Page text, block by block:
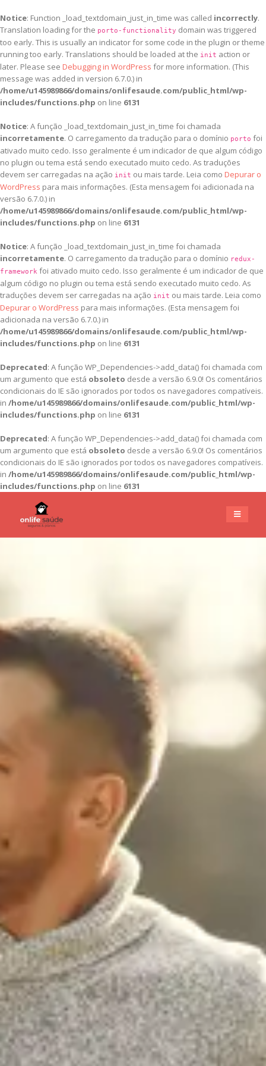
Notice: Function _load_textdomain_just_in_time was called incorrectly.
Translation loading for the porto-functionality domain was triggered
too early. This is usually an indicator for some code in the plugin or theme
running too early. Translations should be loaded at the init action or
later. Please see Debugging in WordPress for more information. (This
message was added in version 6.7.0.) in
/home/u145989866/domains/onlifesaude.com/public_html/wp-
includes/functions.php on line 6131
Notice: A função _load_textdomain_just_in_time foi chamada
incorretamente. O carregamento da tradução para o domínio porto foi
ativado muito cedo. Isso geralmente é um indicador de que algum código
no plugin ou tema está sendo executado muito cedo. As traduções
devem ser carregadas na ação init ou mais tarde. Leia como Depurar o
WordPress para mais informações. (Esta mensagem foi adicionada na
versão 6.7.0.) in
/home/u145989866/domains/onlifesaude.com/public_html/wp-
includes/functions.php on line 6131
Notice: A função _load_textdomain_just_in_time foi chamada
incorretamente. O carregamento da tradução para o domínio redux-
framework foi ativado muito cedo. Isso geralmente é um indicador de que
algum código no plugin ou tema está sendo executado muito cedo. As
traduções devem ser carregadas na ação init ou mais tarde. Leia como
Depurar o WordPress para mais informações. (Esta mensagem foi
adicionada na versão 6.7.0.) in
/home/u145989866/domains/onlifesaude.com/public_html/wp-
includes/functions.php on line 6131
Deprecated: A função WP_Dependencies->add_data() foi chamada com
um argumento que está obsoleto desde a versão 6.9.0! Os comentários
condicionais do IE são ignorados por todos os navegadores compatíveis.
in /home/u145989866/domains/onlifesaude.com/public_html/wp-
includes/functions.php on line 6131
Deprecated: A função WP_Dependencies->add_data() foi chamada com
um argumento que está obsoleto desde a versão 6.9.0! Os comentários
condicionais do IE são ignorados por todos os navegadores compatíveis.
in /home/u145989866/domains/onlifesaude.com/public_html/wp-
includes/functions.php on line 6131